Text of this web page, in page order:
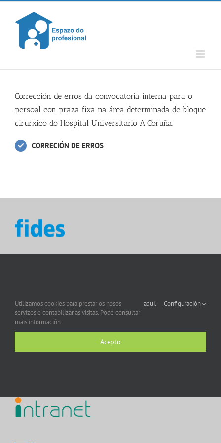
Skip
content
Corrección de erros da convocatoria interna para o
persoal con praza fixa na área determinada de bloque
cirurxico do Hospital Universitario A Coruña.
CORRECIÓN DE ERROS
Utilizamos cookies para prestar os nosos
servizos e contabilizar as visitas. Pode consultar
máis información
aquí. Configuración
Acepto